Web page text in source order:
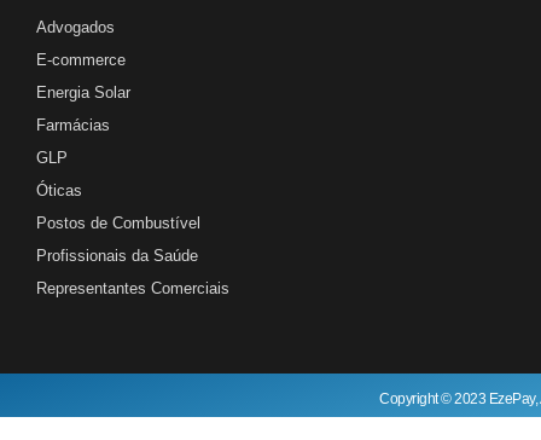
Advogados
E-commerce
Energia Solar
Farmácias
GLP
Óticas
Postos de Combustível
Profissionais da Saúde
Representantes Comerciais
Copyright © 2023